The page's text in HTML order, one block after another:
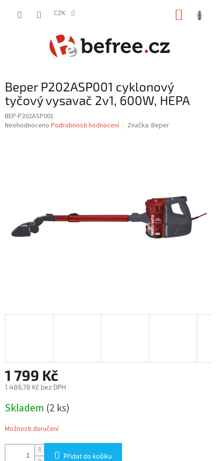
CZK
Beper P202ASP001 cyklonový
tyčový vysavač 2v1, 600W, HEPA
BEP-P202ASP001
Průměrné
Neohodnoceno Podrobnosti hodnocení Značka: Beper
1 799 Kč
1 486,78 Kč bez DPH
cena:
Skladem (2 ks)
Možnosti doručení
Přidat do košíku